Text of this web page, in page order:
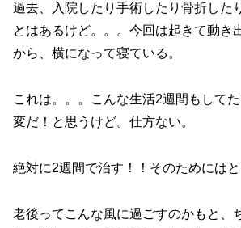
過去、入院したり手術したり骨折した
とはあるけど。。。今回は起きて動き
から、横になって寝ている。
これは。。。こんな生活2週間もして
変だ！と思うけど。仕方ない。
絶対に2週間で治す！！そのためにはと
老後ってこんな風に過ごすのかもと、